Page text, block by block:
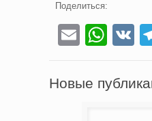
Поделиться:
Email
Новые